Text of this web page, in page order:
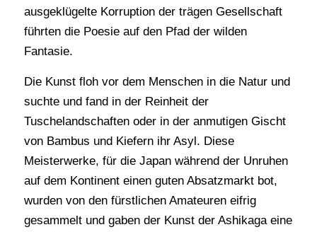
ausgeklügelte Korruption der trägen Gesellschaft
führten die Poesie auf den Pfad der wilden
Fantasie.
Die Kunst floh vor dem Menschen in die Natur und
suchte und fand in der Reinheit der
Tuschelandschaften oder in der anmutigen Gischt
von Bambus und Kiefern ihr Asyl. Diese
Meisterwerke, für die Japan während der Unruhen
auf dem Kontinent einen guten Absatzmarkt bot,
wurden von den fürstlichen Amateuren eifrig
gesammelt und gaben der Kunst der Ashikaga eine